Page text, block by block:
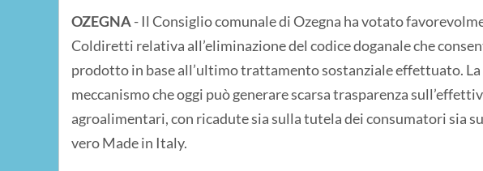
OZEGNA- Il Consiglio comunale di Ozegna ha votato
Coldiretti relativa all’eliminazione del codice doganale che
prodotto in base all’ultimo trattamento sostanziale effettuato.
meccanismo che oggi può generare scarsa trasparenza
agroalimentari, con ricadute sia sulla tutela dei consumatori sia
vero Made in Italy.